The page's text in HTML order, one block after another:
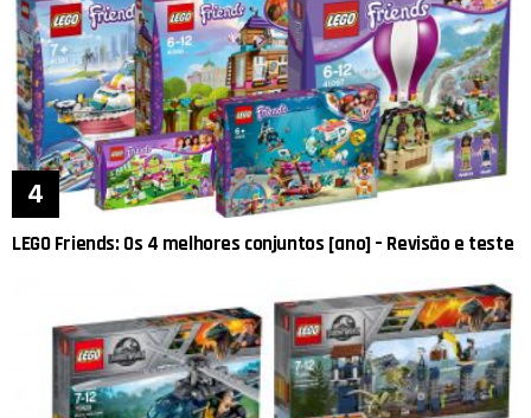
LEGO Friends: Os 4 melhores conjuntos [ano] – Revisão e teste